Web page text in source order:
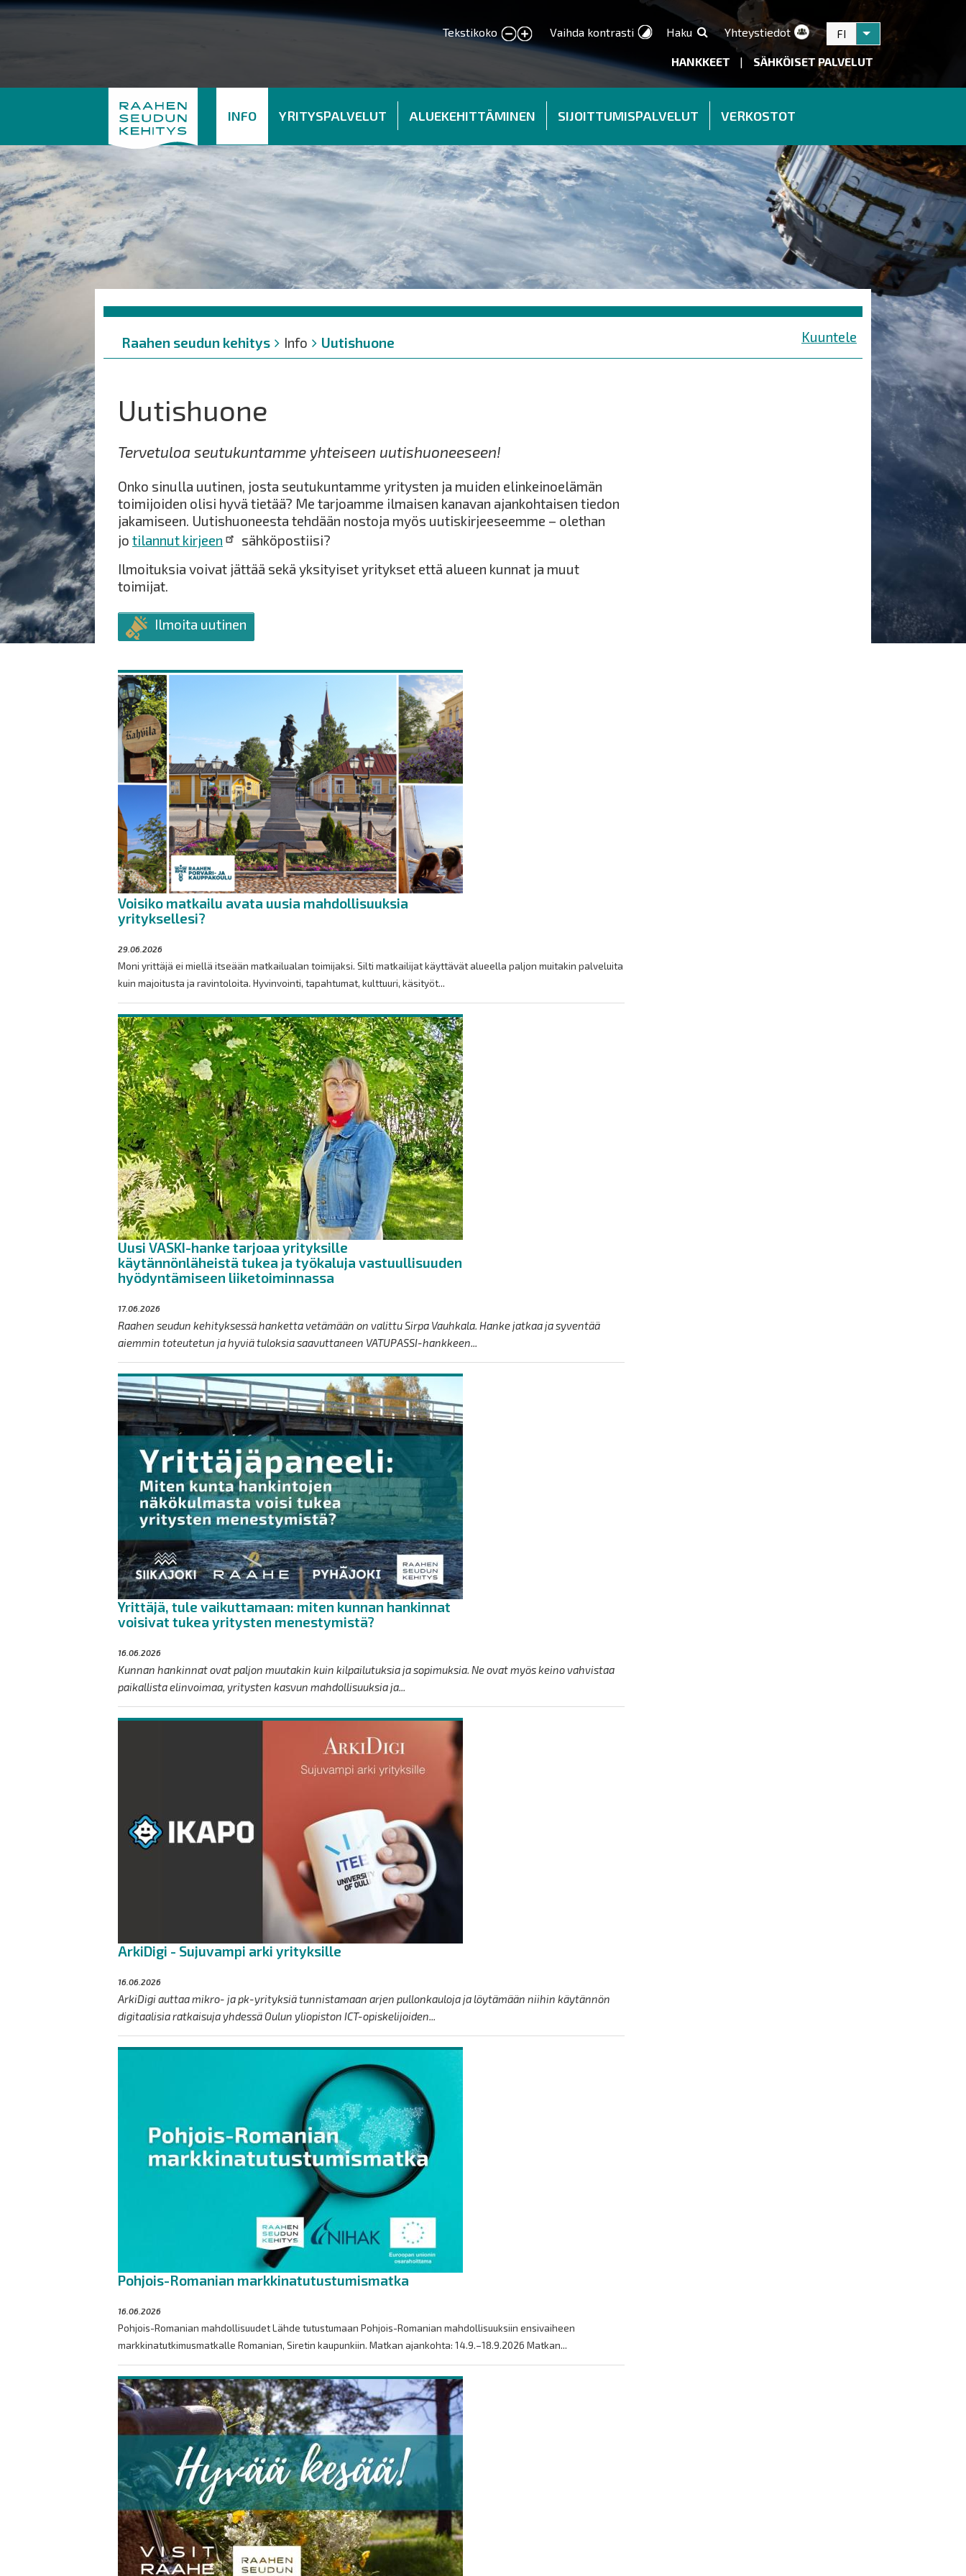
Tekstikoko
smaller text
larger text Vaihda kontrasti Haku Yhteystiedot FI Listaa lisätoiminnot
HANKKEET | SÄHKÖISET PALVELUT
INFO YRITYSPALVELUT ALUEKEHITTÄMINEN SIJOITTUMISPALVELUT VERKOSTOT
Murupolku
You
are
Raahen seudun kehitys Info Uutishuone Kuuntele
Uutishuone
Tervetuloa seutukuntamme yhteiseen uutishuoneeseen!
Onko sinulla uutinen, josta seutukuntamme yritysten ja muiden elinkeinoelämän
toimijoiden olisi hyvä tietää? Me tarjoamme ilmaisen kanavan ajankohtaisen tiedon
jakamiseen. Uutishuoneesta tehdään nostoja myös uutiskirjeeseemme – olethan
jo tilannut kirjeen
sähköpostiisi?
Ilmoituksia voivat jättää sekä yksityiset yritykset että alueen kunnat ja muut
toimijat.
Ilmoita uutinen
Voisiko matkailu avata uusia mahdollisuuksia
yrityksellesi?
29.06.2026
Moni yrittäjä ei miellä itseään matkailualan toimijaksi. Silti matkailijat käyttävät alueella paljon muitakin palveluita
kuin majoitusta ja ravintoloita. Hyvinvointi, tapahtumat, kulttuuri, käsityöt...
Uusi VASKI-hanke tarjoaa yrityksille
käytännönläheistä tukea ja työkaluja vastuullisuuden
hyödyntämiseen liiketoiminnassa
17.06.2026
Raahen seudun kehityksessä hanketta vetämään on valittu Sirpa Vauhkala. Hanke jatkaa ja syventää
aiemmin toteutetun ja hyviä tuloksia saavuttaneen VATUPASSI-hankkeen...
Yrittäjä, tule vaikuttamaan: miten kunnan hankinnat
voisivat tukea yritysten menestymistä?
16.06.2026
Kunnan hankinnat ovat paljon muutakin kuin kilpailutuksia ja sopimuksia. Ne ovat myös keino vahvistaa
paikallista elinvoimaa, yritysten kasvun mahdollisuuksia ja...
ArkiDigi - Sujuvampi arki yrityksille
16.06.2026
ArkiDigi auttaa mikro- ja pk-yrityksiä tunnistamaan arjen pullonkauloja ja löytämään niihin käytännön
digitaalisia ratkaisuja yhdessä Oulun yliopiston ICT-opiskelijoiden...
Pohjois-Romanian markkinatutustumismatka
16.06.2026
Pohjois-Romanian mahdollisuudet Lähde tutustumaan Pohjois-Romanian mahdollisuuksiin ensivaiheen
markkinatutkimusmatkalle Romanian, Siretin kaupunkiin. Matkan ajankohta: 14.9.–18.9.2026 Matkan...